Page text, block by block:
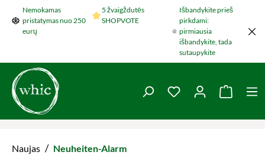
Šokti į pagrindinį turinį
Nemokamas
pristatymas nuo 250
eurų
5 žvaigždutės
SHOPVOTE
Išbandykite prieš
pirkdami:
pirmiausia
išbandykite, tada
sutaupykite
You have 0 wishlist
Naujas / Neuheiten-Alarm